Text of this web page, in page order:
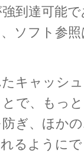
到達可能
ソフト参
キャッシ
で、もっ
ぎ、ほか
るように